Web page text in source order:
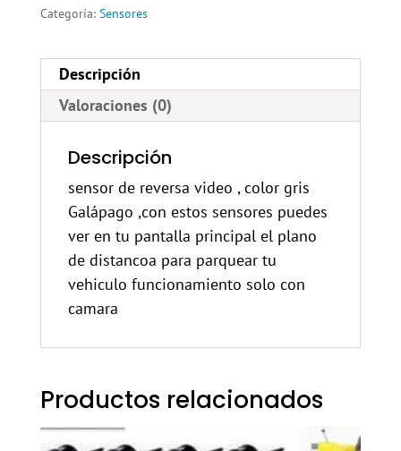
Categoría: Sensores
Descripción
Valoraciones (0)
Descripción
sensor de reversa video , color gris
Galápago ,con estos sensores puedes
ver en tu pantalla principal el plano
de distancoa para parquear tu
vehiculo funcionamiento solo con
camara
Productos relacionados